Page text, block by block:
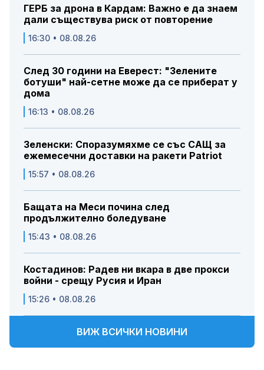
ГЕРБ за дрона в Кардам: Важно е да знаем
дали съществува риск от повторение
16:30 • 08.08.26
След 30 години на Еверест: "Зелените
ботуши" най-сетне може да се приберат у
дома
16:13 • 08.08.26
Зеленски: Споразумяхме се със САЩ за
ежемесечни доставки на ракети Patriot
15:57 • 08.08.26
Бащата на Меси почина след
продължително боледуване
15:43 • 08.08.26
Костадинов: Радев ни вкара в две прокси
войни - срещу Русия и Иран
15:26 • 08.08.26
ВИЖ ВСИЧКИ НОВИНИ